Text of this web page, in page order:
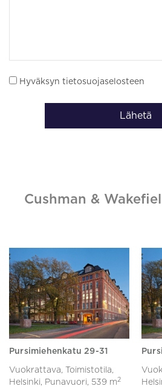
Hyväksyn tietosuojaselosteen
Lähetä
Cushman &
Pursimiehenkatu 29-31
Vuokrattava, Toimistotila,
Helsinki, Punavuori, 539 m 2